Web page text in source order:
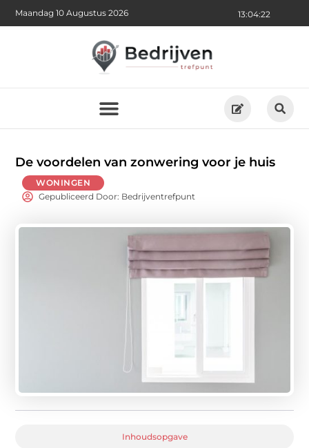
13:04:23
Maandag 10 Augustus 2026
De voordelen van zonwering voor je huis
WONINGEN
Gepubliceerd Door: Bedrijventrefpunt
Inhoudsopgave